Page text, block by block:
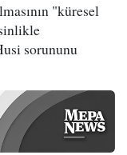
"küresel
sorununu